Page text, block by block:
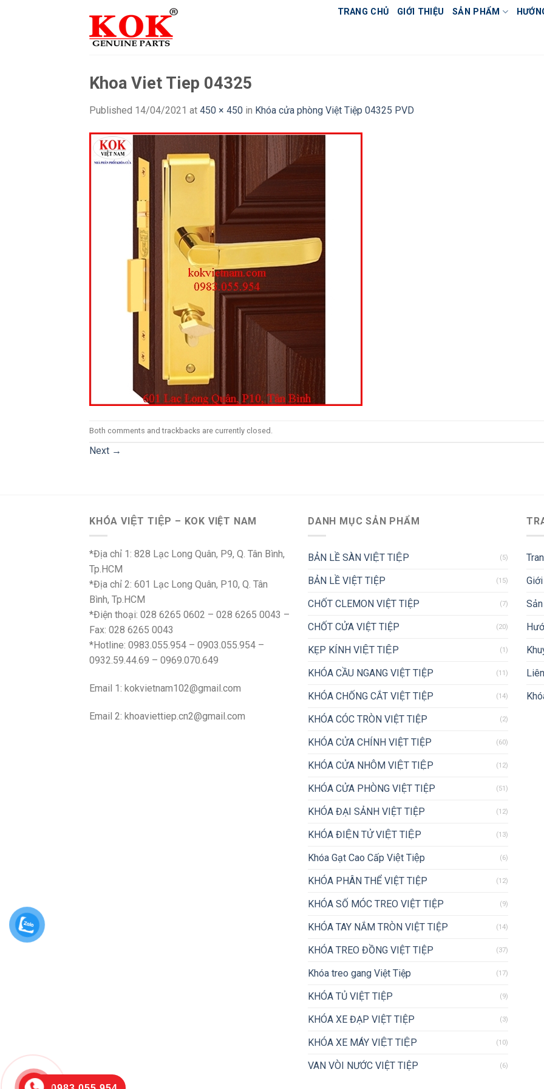
TRANG CHỦ GIỚI THIỆU SẢN PHẨM
Khoa Viet Tiep 04325
Published 14/04/2021 at 450 × 450 in Khóa cửa phòng Việt Tiệp 04325 PVD
Both comments and trackbacks are currently closed.
Next →
KHÓA VIỆT TIỆP – KOK VIỆT NAM
*Địa chỉ 1: 828 Lạc Long Quân, P9, Q. Tân Bình,
Tp.HCM
*Địa chỉ 2: 601 Lạc Long Quân, P10, Q. Tân
Bình, Tp.HCM
*Điện thoại: 028 6265 0602 – 028 6265 0043 –
Fax: 028 6265 0043
*Hotline: 0983.055.954 – 0903.055.954 –
0932.59.44.69 – 0969.070.649
Email 1: kokvietnam102@gmail.com
Email 2: khoaviettiep.cn2@gmail.com
DANH MỤC SẢN PHẨM
BẢN LỀ SÀN VIỆT TIỆP (5)
BẢN LỀ VIỆT TIỆP (15)
CHỐT CLEMON VIỆT TIỆP (7)
CHỐT CỬA VIỆT TIỆP (20)
KẸP KÍNH VIỆT TIỆP (1)
KHÓA CẦU NGANG VIỆT TIỆP (11)
KHÓA CHỐNG CẮT VIỆT TIỆP (14)
KHÓA CÓC TRÒN VIỆT TIỆP (2)
KHÓA CỬA CHÍNH VIỆT TIỆP (60)
KHÓA CỬA NHÔM VIỆT TIỆP (12)
KHÓA CỬA PHÒNG VIỆT TIỆP (51)
KHÓA ĐẠI SẢNH VIỆT TIỆP (12)
KHÓA ĐIỆN TỬ VIỆT TIỆP (13)
Khóa Gạt Cao Cấp Việt Tiệp (6)
KHÓA PHÂN THỂ VIỆT TIỆP (12)
KHÓA SỐ MÓC TREO VIỆT TIỆP (9)
KHÓA TAY NẮM TRÒN VIỆT TIỆP (14)
KHÓA TREO ĐỒNG VIỆT TIỆP (37)
Khóa treo gang Việt Tiệp (17)
KHÓA TỦ VIỆT TIỆP (9)
KHÓA XE ĐẠP VIỆT TIỆP (3)
KHÓA XE MÁY VIỆT TIỆP (10)
VAN VÒI NƯỚC VIỆT TIỆP (6)